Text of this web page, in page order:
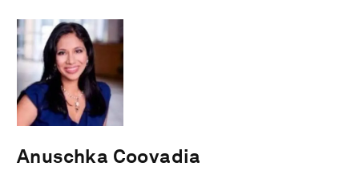
Anuschka Coovadia